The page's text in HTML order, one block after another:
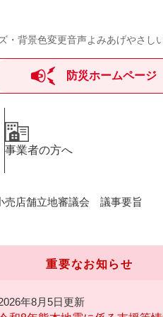
・背景色変更音声よみあげやさし
防災ホームページ
事業者の方へ
売店舗立地審議会 議事要旨
重要なお知らせ
年8月5日更新